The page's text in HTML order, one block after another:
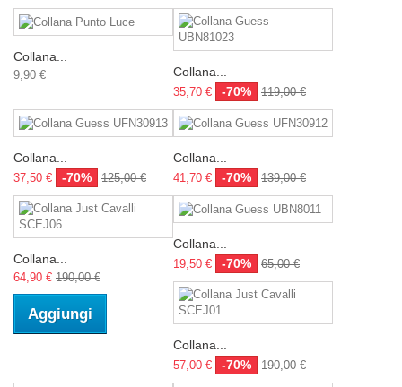
Collana...
9,90 € Collana...
35,70 € -70% 119,00 €
Collana...
37,50 € -70% 125,00 €
Collana...
41,70 € -70% 139,00 €
Collana...
64,90 € 190,00 €
Aggiungi
Collana...
19,50 € -70% 65,00 €
Collana...
57,00 € -70% 190,00 €